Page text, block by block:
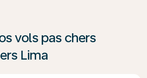
vols pas chers
Lima